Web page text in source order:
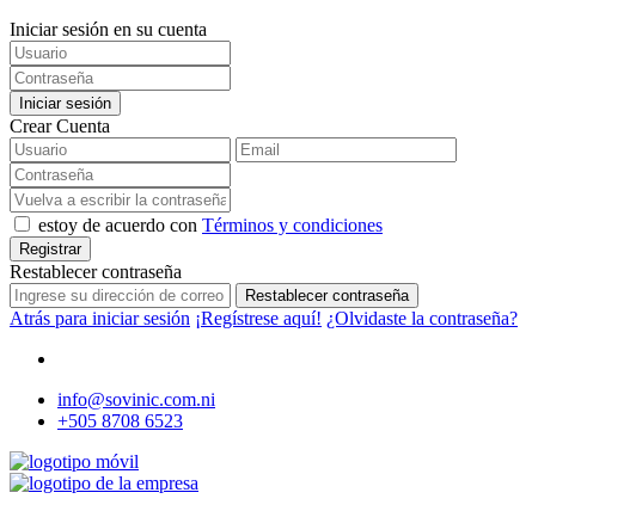
Iniciar sesión en su cuenta
Iniciar sesión
Crear Cuenta
estoy de acuerdo con Términos y condiciones
Registrar
Restablecer contraseña
Restablecer contraseña
Atrás para iniciar sesión ¡Regístrese aquí! ¿Olvidaste la contraseña?
info@sovinic.com.ni
+505 8708 6523